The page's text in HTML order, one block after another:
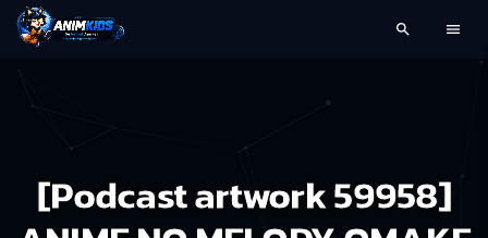
search menu
[Podcast artwork 59958]